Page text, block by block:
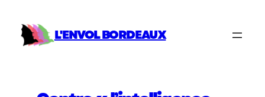
contenu
L'ENVOL BORDEAUX